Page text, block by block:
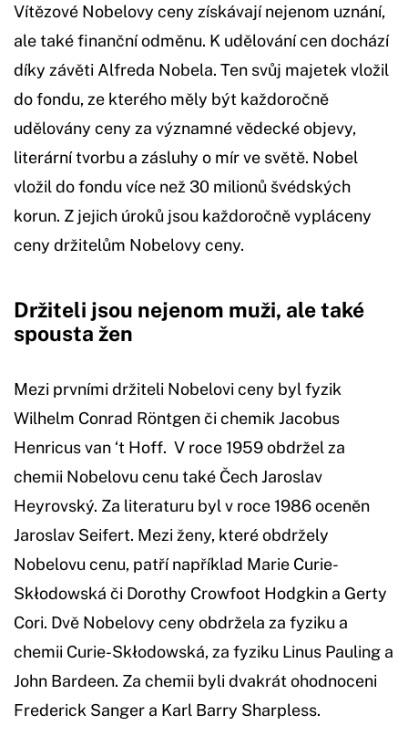
Vítězové Nobelovy ceny získávají nejenom uznání,
ale také finanční odměnu. K udělování cen dochází
díky závěti Alfreda Nobela. Ten svůj majetek vložil
do fondu, ze kterého měly být každoročně
udělovány ceny za významné vědecké objevy,
literární tvorbu a zásluhy o mír ve světě. Nobel
vložil do fondu více než 30 milionů švédských
korun. Z jejich úroků jsou každoročně vypláceny
ceny držitelům Nobelovy ceny.
Držiteli jsou nejenom muži, ale také
spousta žen
Mezi prvními držiteli Nobelovi ceny byl fyzik
Wilhelm Conrad Röntgen či chemik Jacobus
Henricus van ‘t Hoff. V roce 1959 obdržel za
chemii Nobelovu cenu také Čech Jaroslav
Heyrovský. Za literaturu byl v roce 1986 oceněn
Jaroslav Seifert. Mezi ženy, které obdržely
Nobelovu cenu, patří například Marie Curie-
Skłodowská či Dorothy Crowfoot Hodgkin a Gerty
Cori. Dvě Nobelovy ceny obdržela za fyziku a
chemii Curie-Skłodowská, za fyziku Linus Pauling a
John Bardeen. Za chemii byli dvakrát ohodnoceni
Frederick Sanger a Karl Barry Sharpless.